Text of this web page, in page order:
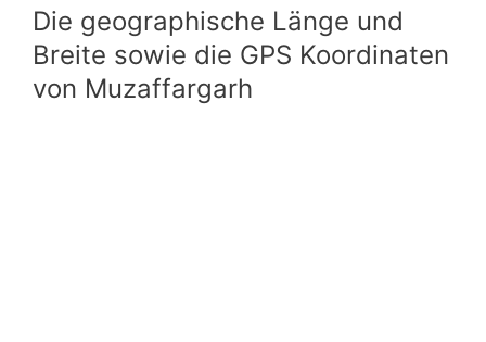
Die geographische Länge und
Breite sowie die GPS Koordinaten
von Muzaffargarh